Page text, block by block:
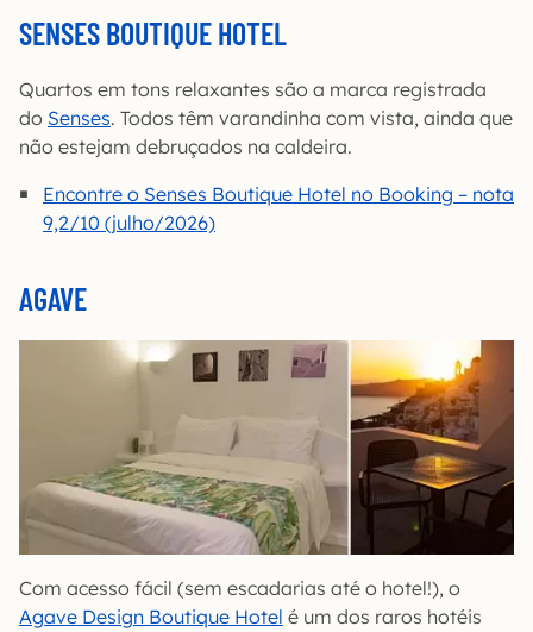
SENSES BOUTIQUE HOTEL
Quartos em tons relaxantes são a marca registrada
do Senses. Todos têm varandinha com vista, ainda que
não estejam debruçados na caldeira.
Encontre o Senses Boutique Hotel no Booking – nota
9,2/10 (julho/2026)
AGAVE
Com acesso fácil (sem escadarias até o hotel!), o
Agave Design Boutique Hotel é um dos raros hotéis